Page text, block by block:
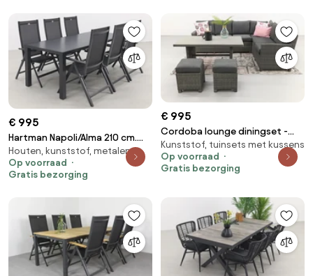
€ 995
Hartman Napoli/Alma 210 cm.
tuinset - 7-delig verstelbaar
Houten, kunststof, metalen
Op voorraad
Gratis bezorging
€ 995
Cordoba lounge diningset -
Rechts
Kunststof, tuinsets met kussens
Op voorraad
Gratis bezorging